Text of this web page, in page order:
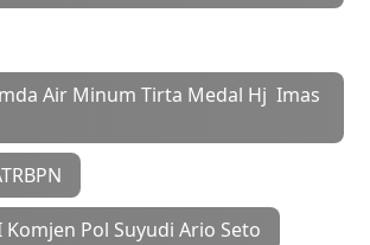
Air Minum Tirta Medal Hj Imas
Komjen Pol Suyudi Ario Seto